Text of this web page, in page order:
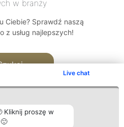
Live chat
Kliknij proszę w
w branży
Ciebie? Sprawdź naszą
z usług najlepszych!